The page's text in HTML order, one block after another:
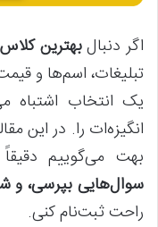
اگر دنبالبهترین
تبلیغات، اسم‌ها و
یک انتخاب اشتباه
انگیزه‌ات را. در این
بهت می‌گوییم
سوال‌هایی بپرسی، و
راحت ثبت‌نام کنی.